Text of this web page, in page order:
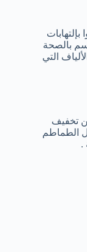
بالصحة
التي
تخفيف
الطماطم
.